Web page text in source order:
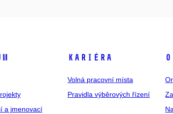
a jmenovací
Kariéra
Volná pracovní místa
Pravidla výběrových řízení